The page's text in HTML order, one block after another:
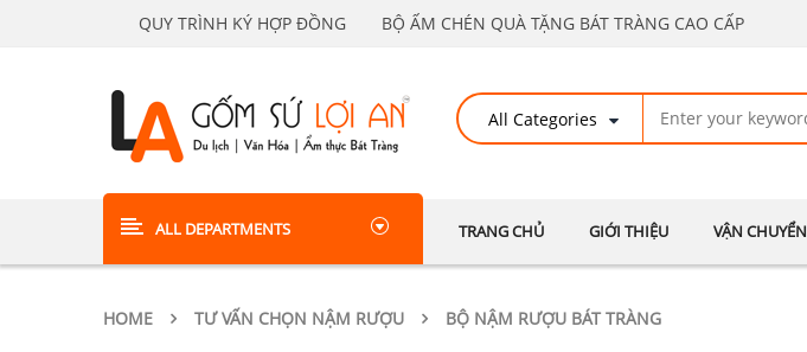
QUY TRÌNH KÝ HỢP ĐỒNG BỘ ẤM CHÉN QUÀ TẶNG BÁT TRÀNG CAO CẤP
ALL DEPARTMENTS TRANG CHỦ GIỚI THIỆU VẬN CHUYỂN
HOME TƯ VẤN CHỌN NẬM RƯỢU BỘ NẬM RƯỢU BÁT TRÀNG